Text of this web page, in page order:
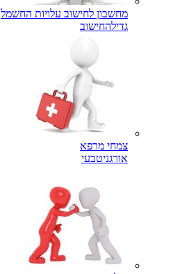
מחשבון לחישוב עלויות החשמל
גדילהחישוב
צמחי מרפא
אורגניטבעי